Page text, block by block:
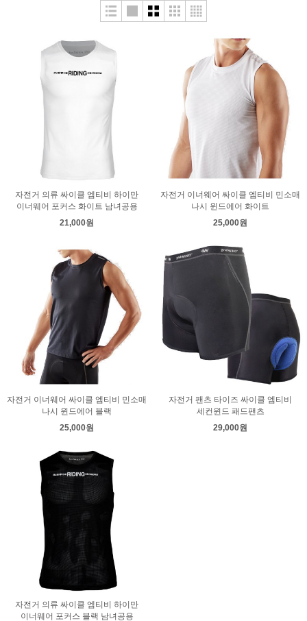
자전거 의류 싸이클 엠티비 하이만
이너웨어 포커스 화이트 남녀공용
21,000원
자전거 이너웨어 싸이클 엠티비 민소매
나시 윈드에어 화이트
25,000원
자전거 이너웨어 싸이클 엠티비 민소매
나시 윈드에어 블랙
25,000원
자전거 팬츠 타이즈 싸이클 엠티비
세컨윈드 패드팬츠
29,000원
자전거 의류 싸이클 엠티비 하이만
이너웨어 포커스 블랙 남녀공용